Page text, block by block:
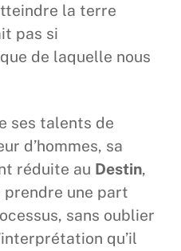
la terre
pas si
de laquelle nous
ses talents de
d’hommes, sa
réduite au Destin,
prendre une part
sans oublier
qu’il